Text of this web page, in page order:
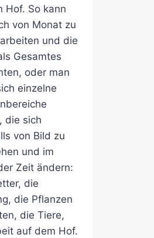
Hof. So kann
von Monat zu
und die
Gesamtes
oder man
einzelne
die sich
von Bild zu
und im
Zeit ändern:
die
die Pflanzen
die Tiere,
auf dem Hof.